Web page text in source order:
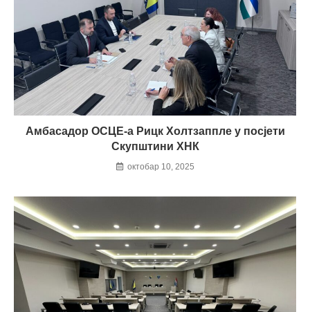
Амбасадор ОСЦЕ-а Рицк Холтзаппле у посјети
Скупштини ХНК
октобар 10, 2025